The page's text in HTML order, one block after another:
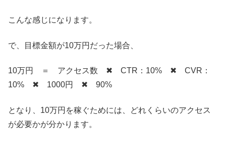
こんな感じになります。
で、目標金額が10万円だった場合、
10万円 ＝ アクセス数 ✖ CTR：10% ✖ CVR：
10% ✖ 1000円 ✖ 90%
となり、10万円を稼ぐためには、どれくらいのアクセス
が必要かが分かります。